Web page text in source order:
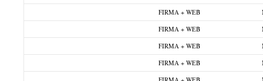
FIRMA + WEB
FIRMA + WEB
FIRMA + WEB
FIRMA + WEB